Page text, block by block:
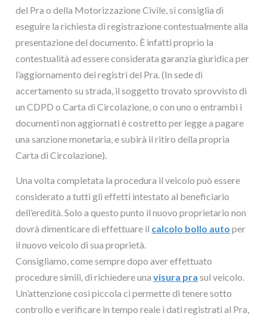
del Pra o della Motorizzazione Civile, si consiglia di
eseguire la richiesta di registrazione contestualmente alla
presentazione del documento. È infatti proprio la
contestualità ad essere considerata garanzia giuridica per
l’aggiornamento dei registri del Pra. (In sede di
accertamento su strada, il soggetto trovato sprovvisto di
un CDPD o Carta di Circolazione, o con uno o entrambi i
documenti non aggiornati è costretto per legge a pagare
una sanzione monetaria, e subirà il ritiro della propria
Carta di Circolazione).
Una volta completata la procedura il veicolo può essere
considerato a tutti gli effetti intestato al beneficiario
dell’eredità. Solo a questo punto il nuovo proprietario non
dovrà dimenticare di effettuare il calcolo bollo auto per
il nuovo veicolo di sua proprietà.
Consigliamo, come sempre dopo aver effettuato
procedure simili, di richiedere unavisura pra sul veicolo.
Un’attenzione così piccola ci permette di tenere sotto
controllo e verificare in tempo reale i dati registrati al Pra,